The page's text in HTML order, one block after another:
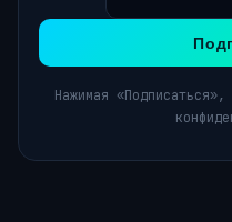
Нажимая